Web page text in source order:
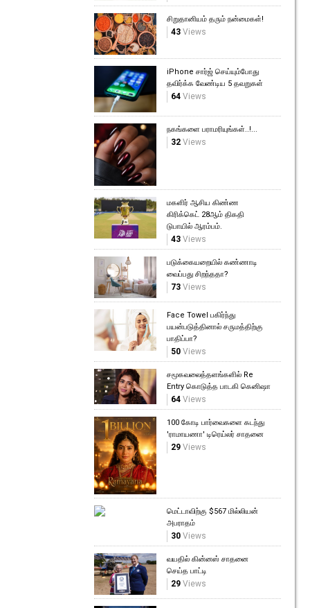
சிறுதானியம் தரும் நன்மைகள்!
43 Views
iPhone சார்ஜ் செய்யும்போது
தவிர்க்க வேண்டிய 5 தவறுகள்
64 Views
நகங்களை பராமரியுங்கள்..!...
32 Views
மகளிர் ஆசிய கிண்ண
கிரிக்கெட் 28ஆம் திகதி
டுபாயில் ஆரம்பம்.
43 Views
படுக்கையறையில் கண்ணாடி
வைப்பது சிறந்ததா?
73 Views
Face Towel பகிர்ந்து
பயன்படுத்தினால் சருமத்திற்கு
பாதிப்பா?
50 Views
சமூகவலைத்தளங்களில் Re
Entry கொடுத்த பாடகி கெனிஷா
64 Views
100 கோடி பார்வைகளை கடந்து
'ராமாயணா' டிரெய்லர் சாதனை
29 Views
மெட்டாவிற்கு $567 மில்லியன்
அபராதம்
30 Views
வயதில் கின்னஸ் சாதனை
செய்த பாட்டி
29 Views